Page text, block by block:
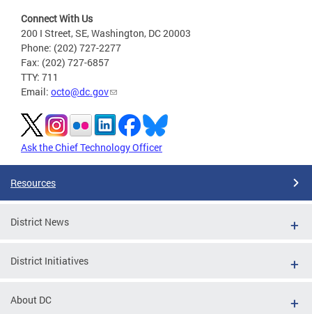
Connect With Us
200 I Street, SE, Washington, DC 20003
Phone: (202) 727-2277
Fax: (202) 727-6857
TTY: 711
Email: octo@dc.gov
Ask the Chief Technology Officer
Resources
District News
District Initiatives
About DC